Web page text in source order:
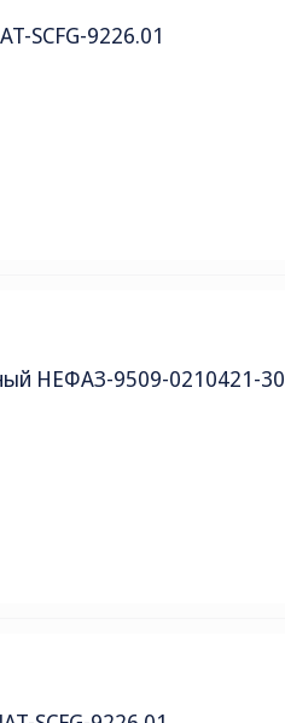
SCFG-9226.01
НЕФАЗ-9509-0210421-30